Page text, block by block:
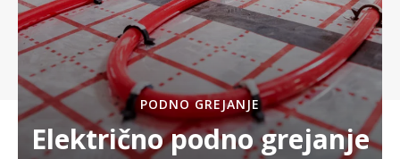
PODNO GREJANJE
Električno podno grejanje